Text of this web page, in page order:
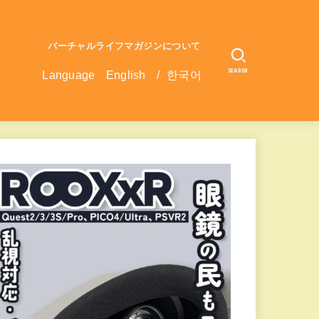
バーチャルライフマガジンについて
Language English / 한국어 SEARCH